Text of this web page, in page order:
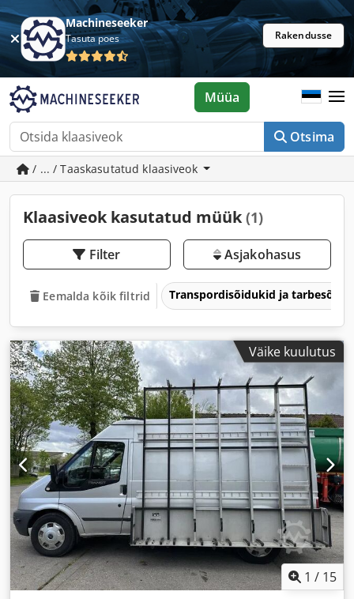
Machineseeker
Tasuta poes Rakendusse
Otsima
Müüa
/ ... / Taaskasutatud klaasiveok
Klaasiveok kasutatud müük (1)
Filter Asjakohasus
Eemalda kõik filtrid Transpordisõidukid ja
Väike kuulutus
1 / 15